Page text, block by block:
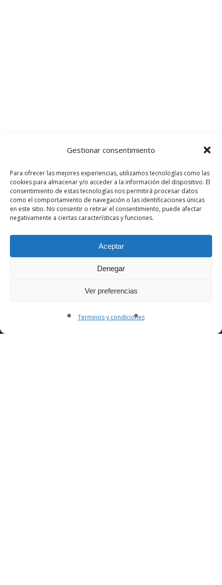
Gestionar consentimiento
Para ofrecer las mejores experiencias, utilizamos tecnologías como las
cookies para almacenar y/o acceder a la información del dispositivo. El
consentimiento de estas tecnologías nos permitirá procesar datos
como el comportamiento de navegación o las identificaciones únicas
en este sitio. No consentir o retirar el consentimiento, puede afectar
negativamente a ciertas características y funciones.
Aceptar
Denegar
Ver preferencias
Terminos y condiciones